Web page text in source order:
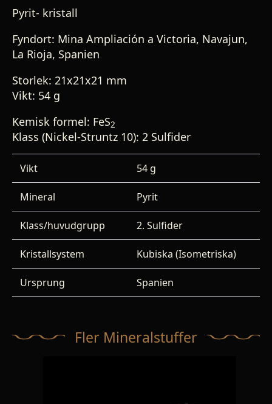
Pyrit- kristall
Fyndort: Mina Ampliación a Victoria, Navajun,
La Rioja, Spanien
Storlek: 21x21x21 mm
Vikt: 54 g
Kemisk formel: FeS2
Klass (Nickel-Struntz 10): 2 Sulfider
Vikt 54 g
Mineral Pyrit
Klass/huvudgrupp 2. Sulfider
Kristallsystem Kubiska (Isometriska)
Ursprung Spanien
Fler Mineralstuffer